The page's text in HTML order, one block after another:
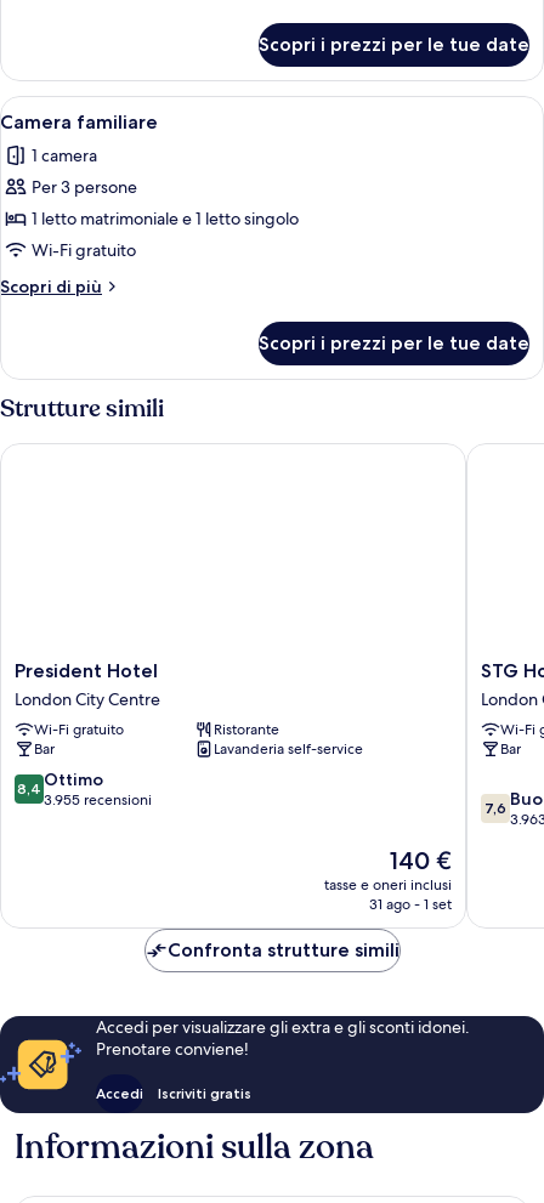
quadrupla
Scopri i prezzi per le tue date
Apri
tutte
le
foto
per
Camera
familiare
Camera d'albergo con due letti,
6
Camera familiare
1 camera
Per 3 persone
1 letto matrimoniale e 1 letto singolo
Wi-Fi gratuito
Scopri di più
Altri
familiare
Scopri i prezzi per le tue date
Strutture simili
President
Hotel
London
City
Centre
President Hotel
London City Centre
Wi-Fi gratuito
Ristorante
Bar
Lavanderia self-service
8.4
su
8,4 Ottimo
3.955 recensioni
Il
prezzo
attuale
140 €
140 €
tasse e oneri inclusi
31 ago - 1 set
President Hotel
STG
Hotel
London
Oxford
Street
City
Centre
STG
London
Wi-Fi
Bar
7.6
su
7,6
STG
Confronta strutture simili
Accedi per visualizzare gli extra e gli sconti idonei.
Prenotare conviene!
Accedi Iscriviti gratis
Informazioni sulla zona